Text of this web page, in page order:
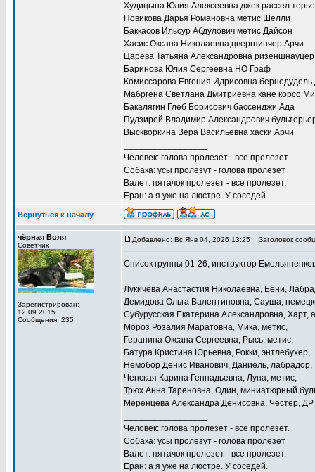
Худицына Юлия Алексеевна джек рассел
Новикова Дарья Романовна метис Шелли
Баккасов Ильсур Абдулович метис Дайсон
Хасис Оксана Николаевна,цвергпинчер Арчи
Царёва Татьяна Александровна
Баринова Юлия Сергеевна НО Граф
Комиссарова Евгения Идрисовна бернедудель
Мабргена Светлана Дмитриевна кане корсо
Бакалягин Глеб Борисович бассенджи Ада
Пудзирей Владимир Александрович
Выскворкина Вера Васильевна хаски Арчи
Человек: голова пролезет - все пролезет.
Собака: усы пролезут - голова пролезет
Валет: пятачок пролезет - все пролезет.
Еран: а я уже на люстре. У соседей.
Вернуться к началу
чёрная Воля
Советчик
Зарегистрирован:
12.09.2015
Сообщения: 235
Добавлено: Вс Янв 04, 2026 13:25 Заголовок
Список группы 01-26, инструктор
Лукичёва Анастастия Николаевна, Бени,
Демидова Ольга Валентиновна, Сауша,
Субурусская Екатерина Александровна, Харт,
Мороз Розалия Маратовна, Мика, метис,
Геранина Оксана Сергеевна, Рысь, метис,
Батура Кристина Юрьевна, Рокки, энтлебухер,
Немобор Денис Иванович, Даниель, лабрадор,
Ченская Карина Геннадьевна, Луна, метис,
Трюх Анна Тареновна, Один, миниатюрный
Меренцева Александра Денисовна, Честер,
Человек: голова пролезет - все пролезет.
Собака: усы пролезут - голова пролезет
Валет: пятачок пролезет - все пролезет.
Еран: а я уже на люстре. У соседей.